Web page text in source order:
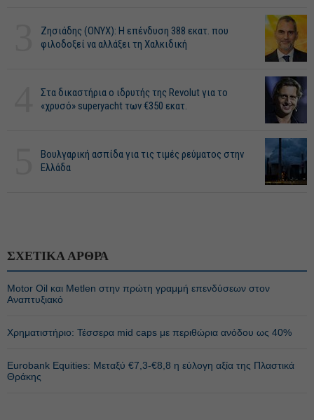
Ζησιάδης (ONYX): Η επένδυση 388 εκατ. που
φιλοδοξεί να αλλάξει τη Χαλκιδική
Στα δικαστήρια ο ιδρυτής της Revolut για το
«χρυσό» superyacht των €350 εκατ.
Βουλγαρική ασπίδα για τις τιμές ρεύματος στην
Ελλάδα
ΣΧΕΤΙΚΑ ΑΡΘΡΑ
Motor Oil και Metlen στην πρώτη γραμμή επενδύσεων στον
Αναπτυξιακό
Χρηματιστήριο: Τέσσερα mid caps με περιθώρια ανόδου ως 40%
Eurobank Equities: Μεταξύ €7,3-€8,8 η εύλογη αξία της Πλαστικά
Θράκης